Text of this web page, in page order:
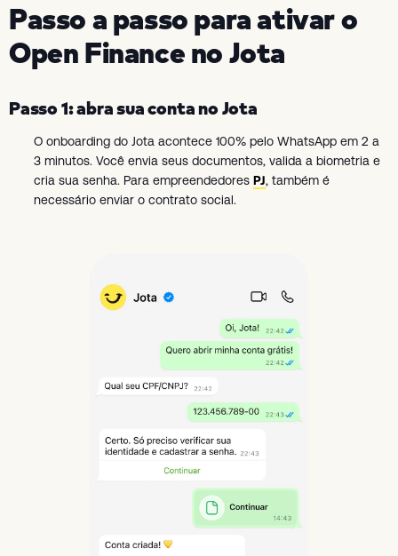
Passo a passo para ativar o
Open Finance no Jota
Passo 1: abra sua conta no Jota
O onboarding do Jota acontece 100% pelo WhatsApp em 2 a
3 minutos. Você envia seus documentos, valida a biometria e
cria sua senha. Para empreendedores PJ, também é
necessário enviar o contrato social.